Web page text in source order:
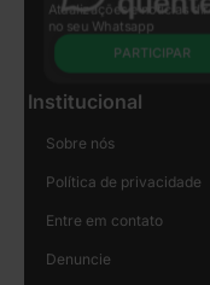
Atualizações e notícias
no seu Whatsapp
PARTICIPAR
Institucional
Sobre nós
Política de privacidade
Entre em contato
Denuncie